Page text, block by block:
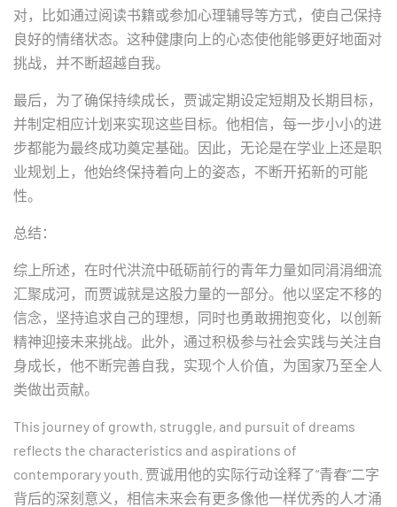
对，比如通过阅读书籍或参加心理辅导等方式，使自己保持
良好的情绪状态。这种健康向上的心态使他能够更好地面对
挑战，并不断超越自我。
最后，为了确保持续成长，贾诚定期设定短期及长期目标，
并制定相应计划来实现这些目标。他相信，每一步小小的进
步都能为最终成功奠定基础。因此，无论是在学业上还是职
业规划上，他始终保持着向上的姿态，不断开拓新的可能
性。
总结：
综上所述，在时代洪流中砥砺前行的青年力量如同涓涓细流
汇聚成河，而贾诚就是这股力量的一部分。他以坚定不移的
信念，坚持追求自己的理想，同时也勇敢拥抱变化，以创新
精神迎接未来挑战。此外，通过积极参与社会实践与关注自
身成长，他不断完善自我，实现个人价值，为国家乃至全人
类做出贡献。
This journey of growth, struggle, and pursuit of dreams
reflects the characteristics and aspirations of
contemporary youth. 贾诚用他的实际行动诠释了“青春”二字
背后的深刻意义，相信未来会有更多像他一样优秀的人才涌